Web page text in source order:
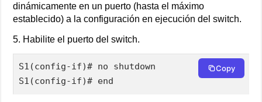
dinámicamente en un puerto (hasta el máximo
establecido) a la configuración en ejecución del switch.
5. Habilite el puerto del switch.
S1(config-if)# no shutdown
S1(config-if)# end
Copy